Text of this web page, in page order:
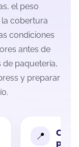
el peso
cobertura
condiciones
antes de
paquetería,
y preparar